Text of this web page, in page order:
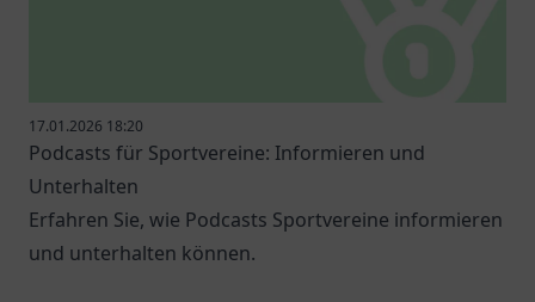
17.01.2026 18:20
Podcasts für Sportvereine: Informieren und
Unterhalten
Erfahren Sie, wie Podcasts Sportvereine informieren
und unterhalten können.